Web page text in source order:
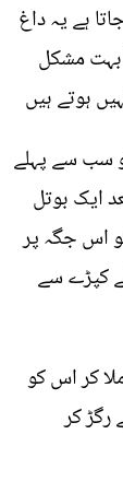
ہے یہ داغ
بہت مشکل
ہوتے ہیں
سب سے پہلے
ایک بوتل
اس جگہ پر
کپڑے سے
کر اس کو
کر